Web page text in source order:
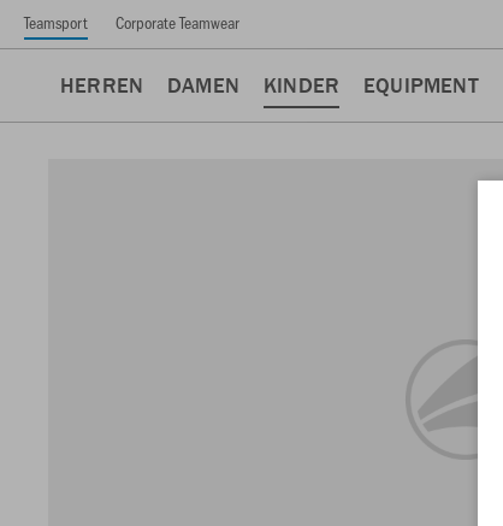
Teamsport Corporate Teamwear
HERREN DAMEN KINDER EQUIPMENT